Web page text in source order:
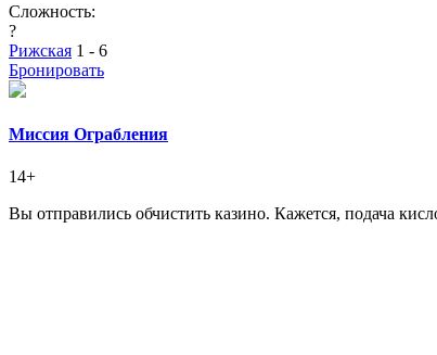
Сложность:
?
Рижская 1 - 6
Бронировать
Миссия Ограбления
14+
Вы отправились обчистить казино. Кажется, подача